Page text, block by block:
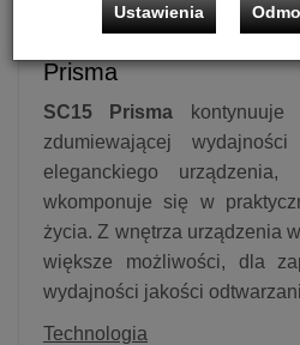
Prisma
SC15 Prisma kontynuuje
zdumiewającej
eleganckiego
wkomponuje się w
życia. Z wnętrza urządzenia
większe możliwości, dla
wydajności jakości
Technologia
Ustawienia